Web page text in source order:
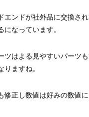
エンドが社外品に交換さ
になっています。
ツはよる見やすいパーツ
りますね。
修正し数値は好みの数値